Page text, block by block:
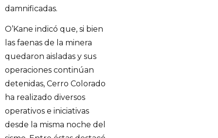
damnificadas.
O’Kane indicó que, si bien
las faenas de la minera
quedaron aisladas y sus
operaciones continúan
detenidas, Cerro Colorado
ha realizado diversos
operativos e iniciativas
desde la misma noche del